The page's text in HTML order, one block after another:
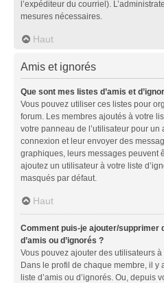
l’expéditeur du courriel).
mesures nécessaires.
Haut
Amis et ignorés
Que sont mes listes d’amis et
Vous pouvez utiliser ces listes pour
forum. Les membres ajoutés à votre
votre panneau de l’utilisateur pour un
connexion et leur envoyer des
graphiques, leurs messages peuvent
ajoutez un utilisateur à votre liste
masqués par défaut.
Haut
Comment puis-je ajouter/supprimer
d’amis ou d’ignorés ?
Vous pouvez ajouter des utilisateurs
Dans le profil de chaque membre, il y
liste d’amis ou d’ignorés. Ou, depuis